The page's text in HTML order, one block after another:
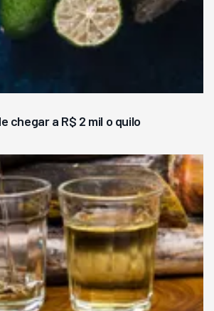
chegar a R$ 2 mil o quilo